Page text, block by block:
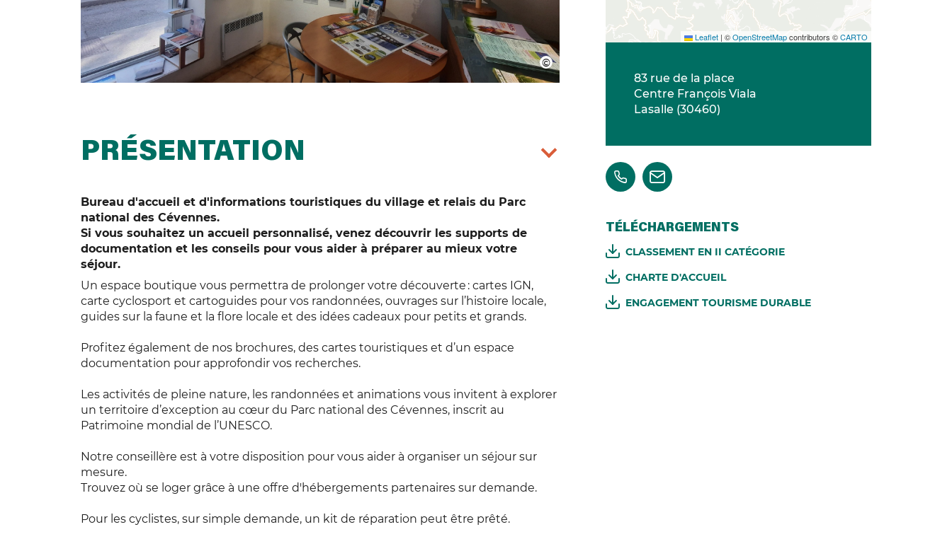
PRÉSENTATION
Bureau d'accueil et d'informations touristiques du village et relais du Parc
national des Cévennes.
Si vous souhaitez un accueil personnalisé, venez découvrir les supports de
documentation et les conseils pour vous aider à préparer au mieux votre
séjour.
Un espace boutique vous permettra de prolonger votre découverte : cartes IGN,
carte cyclosport et cartoguides pour vos randonnées, ouvrages sur l’histoire locale,
guides sur la faune et la flore locale et des idées cadeaux pour petits et grands.
Profitez également de nos brochures, des cartes touristiques et d’un espace
documentation pour approfondir vos recherches.
Les activités de pleine nature, les randonnées et animations vous invitent à explorer
un territoire d’exception au cœur du Parc national des Cévennes, inscrit au
Patrimoine mondial de l’UNESCO.
Notre conseillère est à votre disposition pour vous aider à organiser un séjour sur
mesure.
Trouvez où se loger grâce à une offre d'hébergements partenaires sur demande.
Pour les cyclistes, sur simple demande, un kit de réparation peut être prêté.
Leaflet | ©OpenStreetMapcontributors ©CARTO
83 rue de la place
Centre François Viala
Lasalle (30460)
TÉLÉCHARGEMENTS
CLASSEMENT EN II CATÉGORIE
CHARTE D'ACCUEIL
ENGAGEMENT TOURISME DURABLE